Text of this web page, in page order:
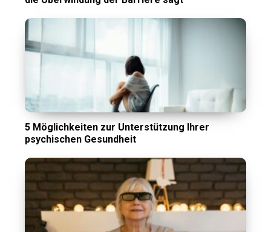
5 Möglichkeiten zur Unterstützung Ihrer
psychischen Gesundheit